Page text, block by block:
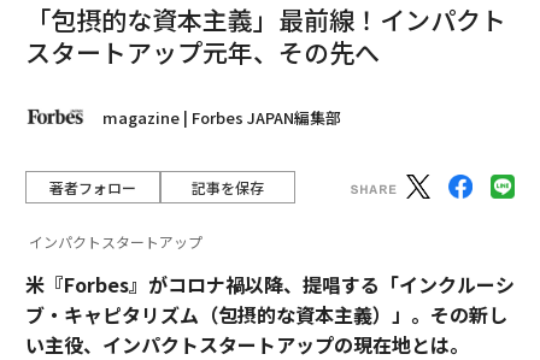
「包摂的な資本主義」最前線！インパクト
スタートアップ元年、その先へ
magazine | Forbes JAPAN編集部
著者フォロー 記事を保存
インパクトスタートアップ
米『Forbes』がコロナ禍以降、提唱する「インクルーシ
ブ・キャピタリズム（包摂的な資本主義）」。その新し
い主役、インパクトスタートアップの現在地とは。